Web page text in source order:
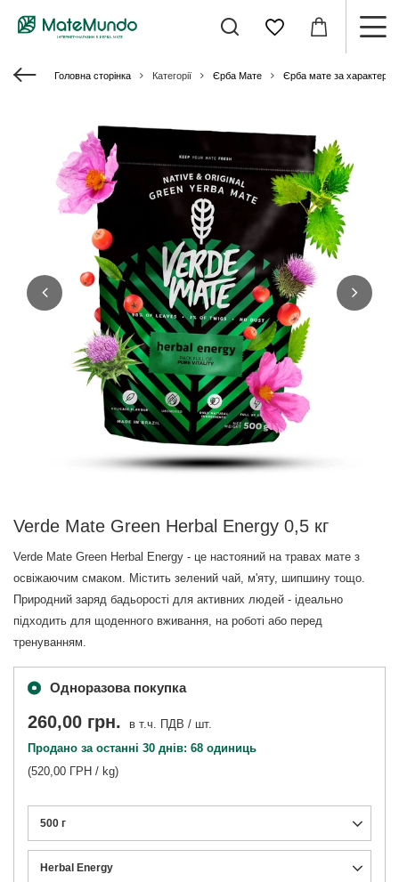
Головна сторінка Категорії Єрба Мате Єрба мате за
Verde Mate Green Herbal Energy 0,5 кг
Verde Mate Green Herbal Energy - це настояний на травах мате з
освіжаючим смаком. Містить зелений чай, м'яту, шипшину тощо.
Природний заряд бадьорості для активних людей - ідеально
підходить для щоденного вживання, на роботі або перед
тренуванням.
Одноразова покупка
500 г
Herbal Energy
260,00 грн. в т.ч. ПДВ / шт.
Продано за останні 30 днів: 68 одиниць
(520,00 ГРН / kg)